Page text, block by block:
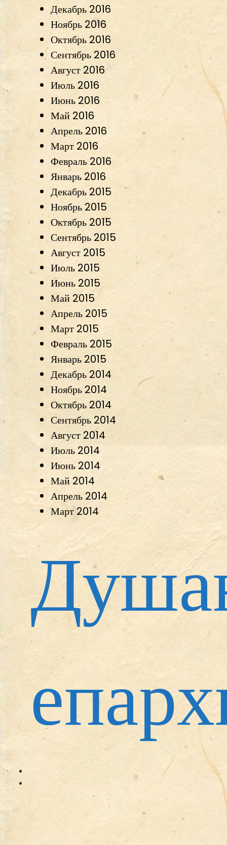
Декабрь 2016
Ноябрь 2016
Октябрь 2016
Сентябрь 2016
Август 2016
Июль 2016
Июнь 2016
Май 2016
Апрель 2016
Март 2016
Февраль 2016
Январь 2016
Декабрь 2015
Ноябрь 2015
Октябрь 2015
Сентябрь 2015
Август 2015
Июль 2015
Июнь 2015
Май 2015
Апрель 2015
Март 2015
Февраль 2015
Январь 2015
Декабрь 2014
Ноябрь 2014
Октябрь 2014
Сентябрь 2014
Август 2014
Июль 2014
Июнь 2014
Май 2014
Апрель 2014
Март 2014